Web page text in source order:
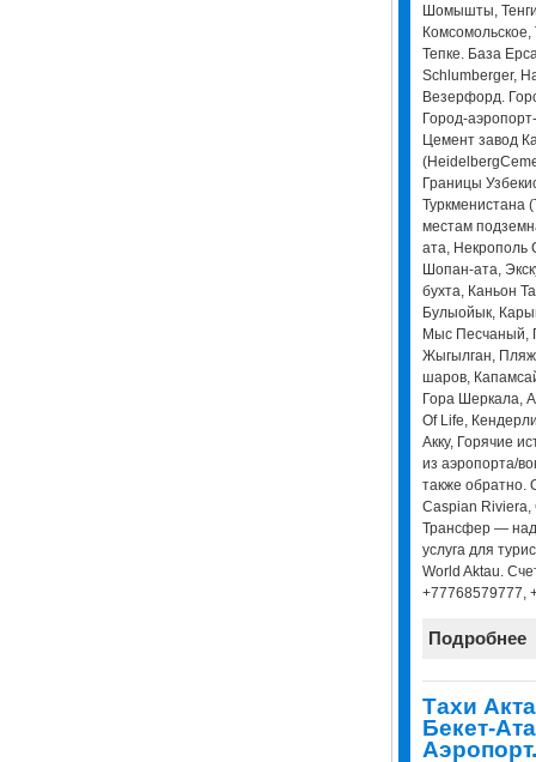
Шомышты,
Тепке. База
Schlumberger,
Везерфорд.
Город-
Цемент завод
Границы
Туркменистана
местам
ата, Некрополь
Шопан-ата,
бухта, Каньон
Булыойык,
Мыс Песчаный,
Жыгылган,
шаров,
Гора Шеркала,
Of Life,
Акку, Горячие
из аэропорта/
также обратно.
Caspian Riviera,
Трансфер —
услуга для
World Aktau.
+77768579777,
Подробнее
Тахи
Бекет-
Аэропорт.